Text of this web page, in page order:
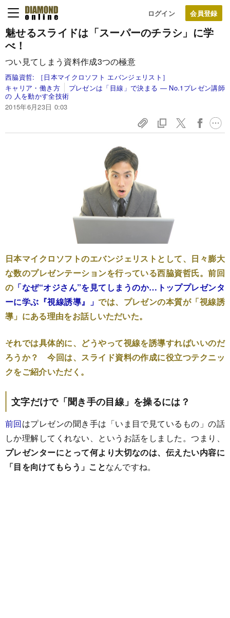
ログイン
魅せるスライドは 「スーパーのチラシ」に学
べ！
つい見てしまう資料作成3つの極意
西脇資哲:
［日本マイクロソフト エバンジェリスト］
キャリア・働き方
プレゼンは「目線」で決まる ― No.1プレゼン講師
の 人を動かす全技術
2015年6月23日 0:03
日本マイクロソフトのエバンジェリストとして、日々膨大
な数のプレゼンテーションを行っている西脇資哲氏。前回
の 「なぜ“オジさん”を見てしまうのか…トッププレゼンタ
ーに学ぶ『視線誘導』」では、プレゼンの本質が「視線誘
導」にある理由をお話しいただいた。
それでは具体的に、どうやって視線を誘導すればいいのだ
ろうか？ 今回は、スライド資料の作成に役立つテクニッ
クをご紹介いただく。
文字だけで「聞き手の目線」を操るには？
前回はプレゼンの聞き手は「いま目で見ているもの」の話
しか理解してくれない、というお話をしました。つまり、
プレゼンターにとって何より大切なのは、伝えたい内容に
「目を向けてもらう」ことなんですね。